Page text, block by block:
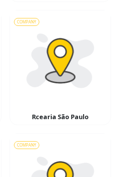
COMPANY
Rcearia São Paulo
COMPANY